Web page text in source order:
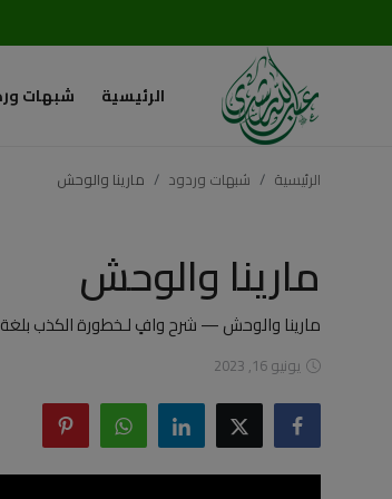
الرئيسية شبهات
تسجيل
الدخول
شبهات وردود
العقيدة الإسلامية
رسائل مهمة
أحكام وفتاوى
الرئيسية شبهات وردود مارينا والوحش
مارينا والوحش
مارينا والوحش — شرح وافٍ لـخطورة الكذب
يونيو 16, 2023